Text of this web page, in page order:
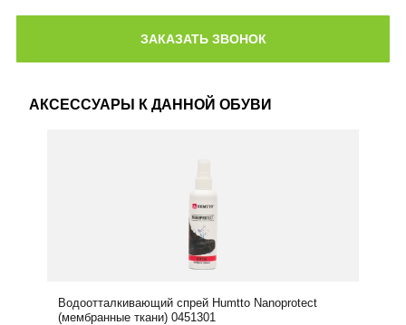
АКСЕССУАРЫ К ДАННОЙ ОБУВИ
Водоотталкивающий спрей Humtto Nanoprotect
(мембранные ткани) 0451301